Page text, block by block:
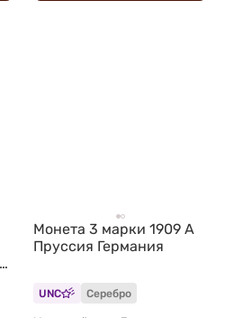
Монета 3 марки 1909 А
Пруссия Германия
UNC Серебро